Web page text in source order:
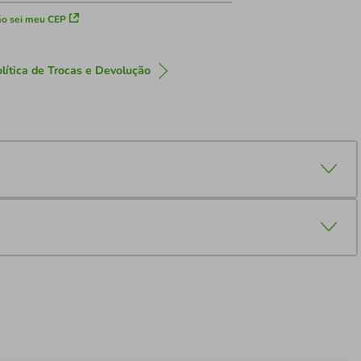
sei meu CEP
de Trocas e Devolução